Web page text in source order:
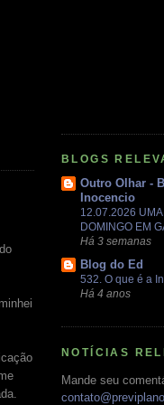
BLOGS
Outro Olhar -
Inocencio
12.07.2026
DOMINGO EM
Há 3 semanas
Blog do Ed
532. O que é a
Há 4 anos
NOTÍCIAS
Mande seu